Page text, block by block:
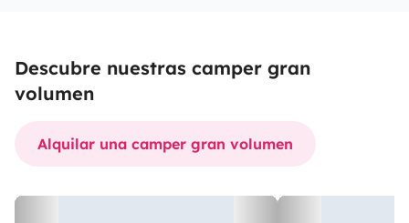
Descubre nuestras camper gran
volumen
Alquilar una camper gran volumen